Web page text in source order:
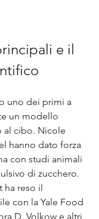
e il
uno dei primi a
un modello
al cibo. Nicole
hanno dato forza
con studi animali
di zucchero.
ha reso il
con la Yale Food
D. Volkow e altri